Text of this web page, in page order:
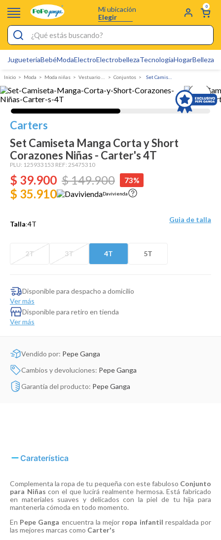
Mi ubicación
Elegir
0
¿Qué estás buscando?
JugueteriaBebéModaElectroElectrobellezaTecnologíaHogarBelleza
Moda Moda niñas Vestuario Exterior Niña Conjuntos
Carters
Set Camiseta Manga Corta y Short
Corazones Niñas - Carter's 4T
PLU: 125933153 REF: 2S475310
$ 39.900 $149.900 73%
$ 35.910 Davivienda
Talla:4T
Guia de talla
2T 3T 4T 5T
Disponible para despacho a domicilio
Ver más
Disponible para retiro en tienda
Ver más
Vendido por: Pepe Ganga
Cambios y devoluciones: Pepe Ganga
Garantía del producto: Pepe Ganga
Caraterística
Complementa la ropa de tu pequeña con este fabuloso Conjunto
para Niñascon el que lucirá realmente hermosa. Está fabricado
en materiales suaves y delicados con la piel de tu hija para
mantenerla cómoda en todo momento.
En Pepe Ganga encuentra la mejor ropa infantil respaldada por
las mejores marcas como Carter's
Pijamas
Electro
Figuras Toy Story
Carters
Silla Mecedora Bebé
Cartas Pokemon
Dinosaurio Juguete